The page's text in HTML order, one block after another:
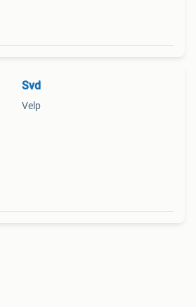
Svd
Velp